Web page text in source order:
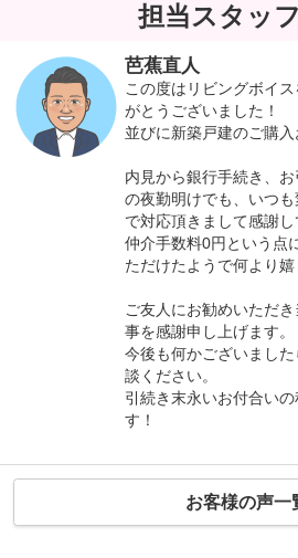
担当スタッ
芭蕉直人
この度はリビングボイ
がとうございました！
並びに新築戸建のご購入
内見から銀行手続き、
の夜勤明けでも、いつ
で対応頂きまして感謝し
仲介手数料0円という点
ただけたようで何より嬉
ご友人にお勧めいただ
事を感謝申し上げます。
今後も何かございまし
談ください。
引続き末永いお付合い
す！
お客様の声一